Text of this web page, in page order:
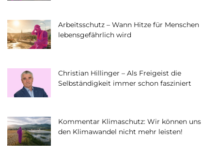
Arbeitsschutz – Wann Hitze für Menschen
lebensgefährlich wird
Christian Hillinger – Als Freigeist die
Selbständigkeit immer schon fasziniert
Kommentar Klimaschutz: Wir können uns
den Klimawandel nicht mehr leisten!